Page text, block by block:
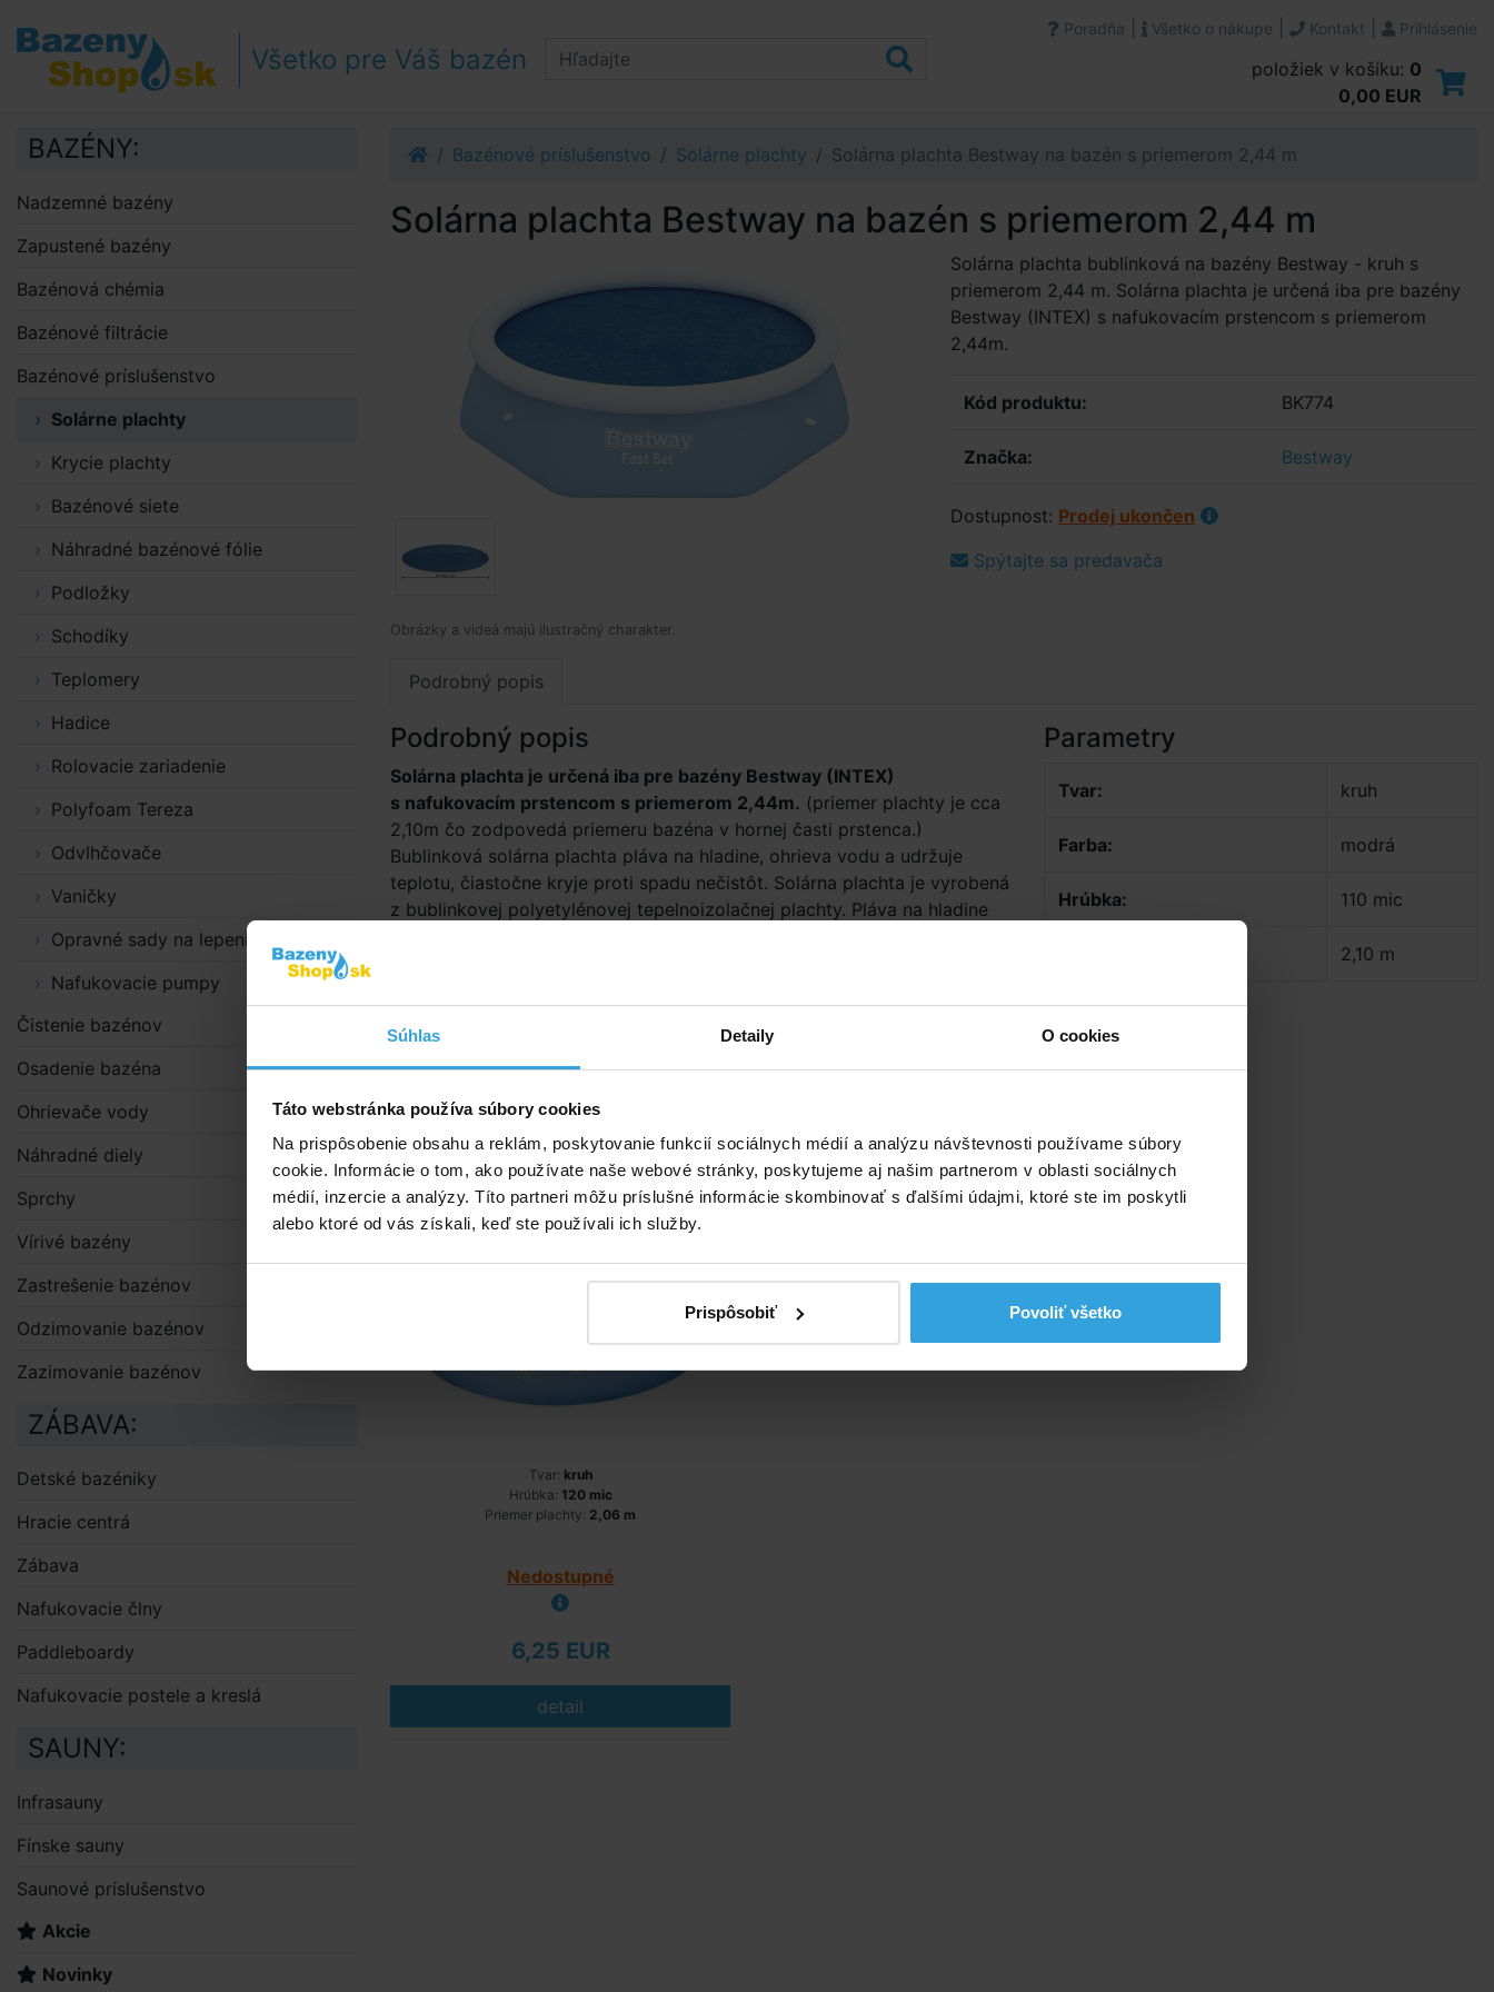
Súhlas Detaily O cookies
Táto webstránka používa súbory cookies
Na prispôsobenie obsahu a reklám, poskytovanie funkcií sociálnych médií a analýzu návštevnosti používame súbory
cookie. Informácie o tom, ako používate naše webové stránky, poskytujeme aj našim partnerom v oblasti sociálnych
médií, inzercie a analýzy. Títo partneri môžu príslušné informácie skombinovať s ďalšími údajmi, ktoré ste im poskytli
alebo ktoré od vás získali, keď ste používali ich služby.
Prispôsobiť Povoliť všetko
Prejsť na obsah
Prejsť k bočnému stĺpci
Klávesové skratky
Všetko pre Váš bazén
Poradňa Všetko o nákupe Kontakt Prihlásenie
položiek v košíku: 0
0,00 EUR
Bazénové príslušenstvo Solárne plachty Solárna plachta Bestway na bazén s priemerom 2,44 m
Solárna plachta Bestway na bazén s priemerom 2,44 m
Obrázky a videá majú ilustračný charakter.
Solárna plachta bublinková na bazény Bestway - kruh s
priemerom 2,44 m. Solárna plachta je určená iba pre bazény
Bestway (INTEX) s nafukovacím prstencom s priemerom
2,44m.
Kód produktu: BK774
Značka: Bestway
Dostupnost: Prodej ukončen
Spýtajte sa predavača
Podrobný popis
Podrobný popis
Solárna plachta je určená iba pre bazény Bestway (INTEX)
s nafukovacím prstencom s priemerom 2,44m. (priemer plachty je cca
2,10m čo zodpovedá priemeru bazéna v hornej časti prstenca.)
Bublinková solárna plachta pláva na hladine, ohrieva vodu a udržuje
teplotu, čiastočne kryje proti spadu nečistôt. Solárna plachta je vyrobená
z bublinkovej polyetylénovej tepelnoizolačnej plachty. Pláva na hladine
Parametry
Tvar: kruh
Farba: modrá
Hrúbka: 110 mic
2,10 m
Solárna plachta na bazén INTEX s
Tvar: kruh
Hrúbka: 120 mic
Priemer plachty: 2,06 m
Nedostupné
6,25 EUR
detail
BAZÉNY:
Nadzemné bazény
Zapustené bazény
Bazénová chémia
Bazénové filtrácie
Bazénové príslušenstvo
Solárne plachty
Krycie plachty
Bazénové siete
Náhradné bazénové fólie
Podložky
Schodíky
Teplomery
Hadice
Rolovacie zariadenie
Polyfoam Tereza
Odvlhčovače
Vaničky
Opravné sady na lepenie
Nafukovacie pumpy
Čistenie bazénov
Osadenie bazéna
Ohrievače vody
Náhradné diely
Sprchy
Vírivé bazény
Zastrešenie bazénov
Odzimovanie bazénov
Zazimovanie bazénov
ZÁBAVA:
Detské bazéniky
Hracie centrá
Zábava
Nafukovacie člny
Paddleboardy
Nafukovacie postele a kreslá
SAUNY:
Infrasauny
Fínske sauny
Saunové príslušenstvo
Akcie
Novinky